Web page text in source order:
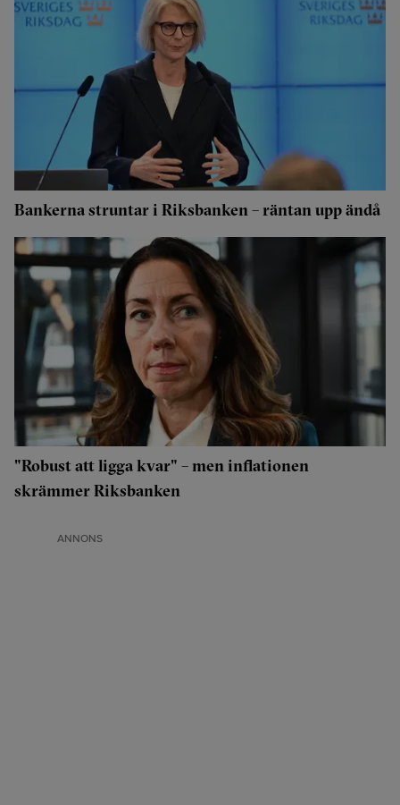
Bankerna struntar i Riksbanken – räntan upp ändå
"Robust att ligga kvar" – men inflationen
skrämmer Riksbanken
ANNONS